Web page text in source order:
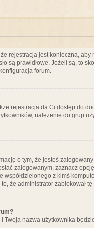
rejestracja jest konieczna, aby
są prawidłowe. Jeżeli są, to
forum.
rejestracja da Ci dostęp do
należenie do grup
o tym, że jesteś
zalogowanym, zaznacz
z kimś
że administrator zablokował tę
i Twoja nazwa użytkownika